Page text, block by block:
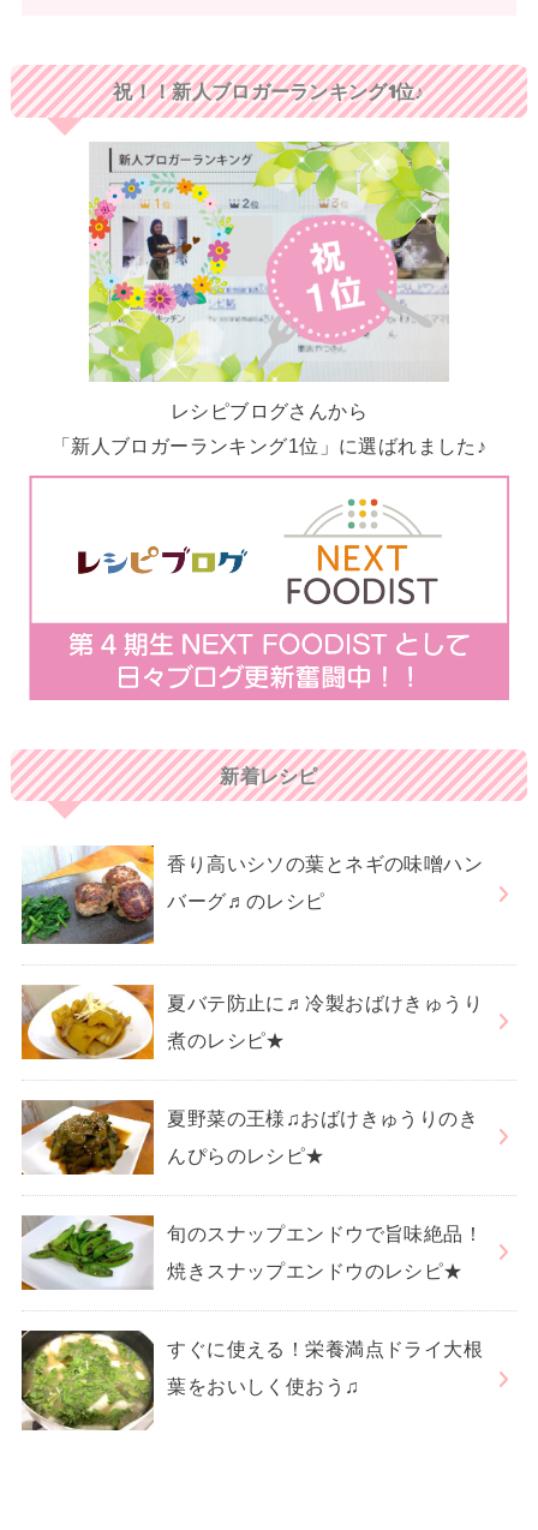
祝！！新人ブロガーランキング1位♪
レシピブログさんから
「新人ブロガーランキング1位」に選ばれました♪
新着レシピ
香り高いシソの葉とネギの味噌ハン
バーグ♬のレシピ
夏バテ防止に♬冷製おばけきゅうり
煮のレシピ★
夏野菜の王様♫おばけきゅうりのき
んぴらのレシピ★
旬のスナップエンドウで旨味絶品！
焼きスナップエンドウのレシピ★
すぐに使える！栄養満点ドライ大根
葉をおいしく使おう♫